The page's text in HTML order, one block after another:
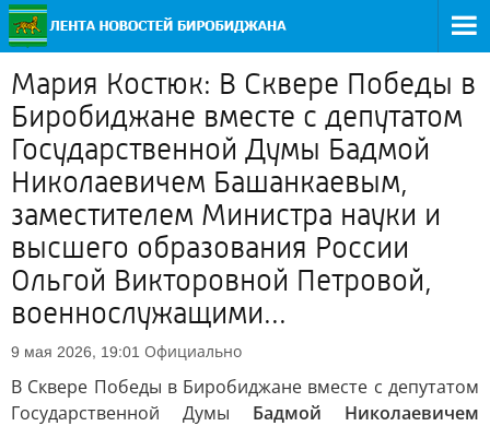
Мария Костюк: В Сквере Победы в
Биробиджане вместе с депутатом
Государственной Думы Бадмой
Николаевичем Башанкаевым,
заместителем Министра науки и
высшего образования России
Ольгой Викторовной Петровой,
военнослужащими...
9 мая 2026, 19:01 Официально
В Сквере Победы в Биробиджане вместе с депутатом
Государственной Думы Бадмой Николаевичем